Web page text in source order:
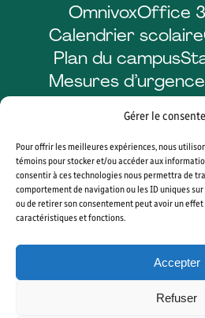
Gérer le
Pour offrir les meilleures expériences, nous
témoins pour stocker et/ou accéder aux
consentir à ces technologies nous permettra de
comportement de navigation ou les ID uniques
ou de retirer son consentement peut avoir un
caractéristiques et fonctions.
Accepter
Refuser
OmnivoxOffice
Calendrier scolaire
Plan du campus
Mesures d’urgence
FacebookLinkedIn
© 2026 CÉGEP DE SHERBROOKE. TOUS
PLAN DU SITE GÉRER